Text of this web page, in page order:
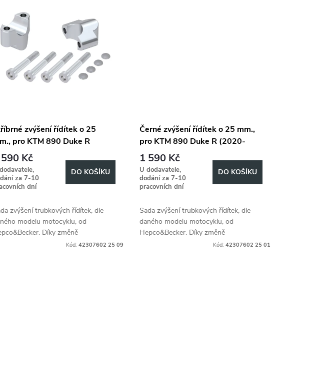
zvýšení řídítek o 25
pro KTM 890 Duke R
2023), 25mm hoch -
Kč
za 7-10
dní
DO KOŠÍKU
zvýšení trubkových řídítek, dle
modelu motocyklu, od
Díky změně
zvyšuje jízdní komfort,
Kód: 42307602 25 09
Černé zvýšení řídítek o 25 mm.,
pro KTM 890 Duke R (2020-
2023), 25mm hoch - Schwarz
1 590 Kč
U dodavatele,
dodání za 7-10
pracovních dní
DO KOŠÍKU
Sada zvýšení trubkových řídítek, dle
daného modelu motocyklu, od
Hepco&Becker. Díky změně
ergonometrie, zvyšuje jízdní komfort,
Kód: 42307602 25 01